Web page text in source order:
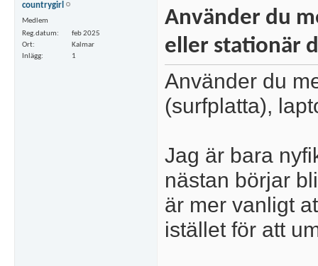
countrygirl
Medlem
Reg.datum
feb 2025
Ort
Kalmar
Inlägg
1
Använder du
eller stationär
Använder du
(surfplatta),
Jag är bara
nästan börjar
är mer vanligt
istället för att